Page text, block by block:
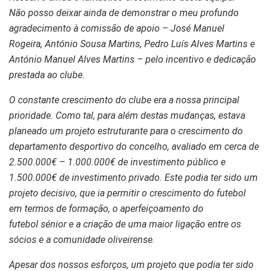
Não posso deixar ainda de demonstrar o meu profundo
agradecimento à comissão de apoio – José Manuel
Rogeira, António Sousa Martins, Pedro Luís Alves Martins e
António Manuel Alves Martins – pelo incentivo e dedicação
prestada ao clube.
O constante crescimento do clube era a nossa principal
prioridade. Como tal, para além destas mudanças, estava
planeado um projeto estruturante para o crescimento do
departamento desportivo do concelho, avaliado em cerca de
2.500.000€ – 1.000.000€ de investimento público e
1.500.000€ de investimento privado. Este podia ter sido um
projeto decisivo, que ia permitir o crescimento do futebol
em termos de formação, o aperfeiçoamento do
futebol sénior e a criação de uma maior ligação entre os
sócios e a comunidade oliveirense.
Apesar dos nossos esforços, um projeto que podia ter sido